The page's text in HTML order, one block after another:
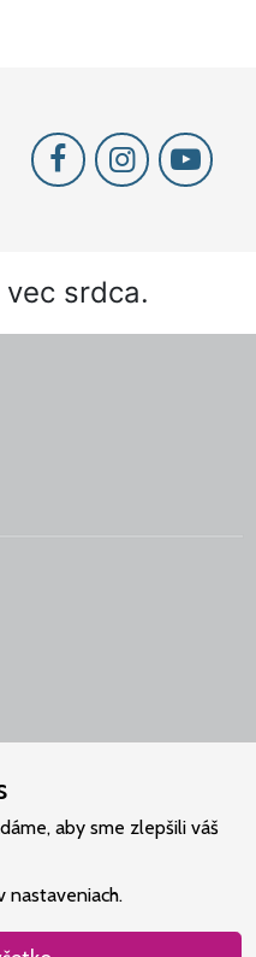
srdca.
aby sme zlepšili váš
nastaveniach.